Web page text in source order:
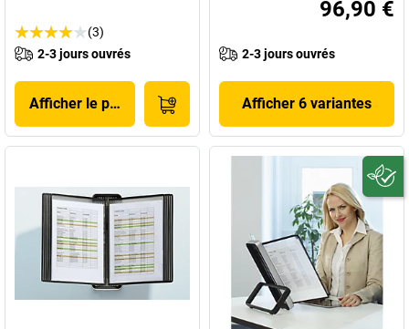
(3)
2-3 jours ouvrés
Afficher le produit
96,90 €
2-3 jours ouvrés
Afficher 6 variantes